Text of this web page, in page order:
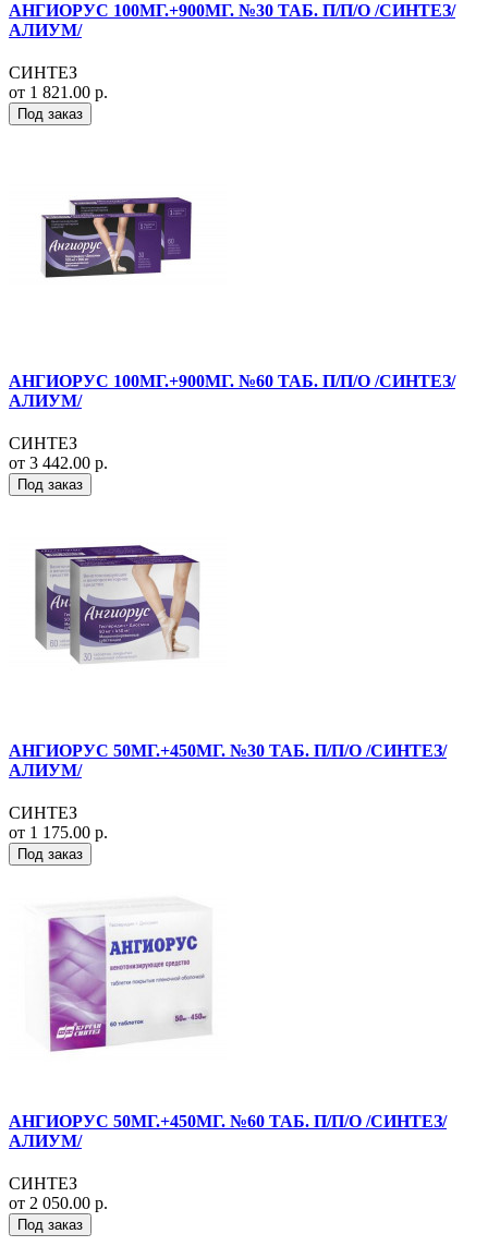
АНГИОРУС 100МГ.+900МГ. №30 ТАБ. П/П/О /СИНТЕЗ/
АЛИУМ/
СИНТЕЗ
от 1 821.00 р.
Под заказ
АНГИОРУС 100МГ.+900МГ. №60 ТАБ. П/П/О /СИНТЕЗ/
АЛИУМ/
СИНТЕЗ
от 3 442.00 р.
Под заказ
АНГИОРУС 50МГ.+450МГ. №30 ТАБ. П/П/О /СИНТЕЗ/
АЛИУМ/
СИНТЕЗ
от 1 175.00 р.
Под заказ
АНГИОРУС 50МГ.+450МГ. №60 ТАБ. П/П/О /СИНТЕЗ/
АЛИУМ/
СИНТЕЗ
от 2 050.00 р.
Под заказ